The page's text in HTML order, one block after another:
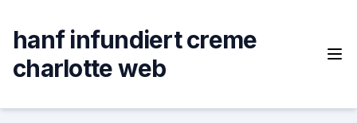
content
hanf infundiert creme
charlotte web